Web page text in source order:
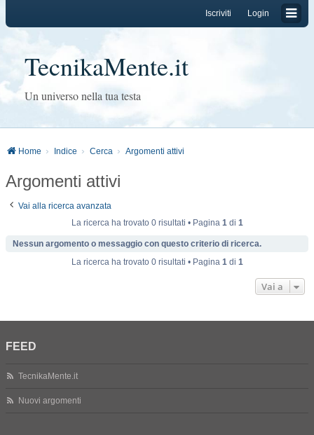
Login
Iscriviti
TecnikaMente.it
Un universo nella tua testa
Home Indice Cerca Argomenti attivi
Argomenti attivi
Vai alla ricerca avanzata
La ricerca ha trovato 0 risultati • Pagina 1di 1
Nessun argomento o messaggio con questo criterio di ricerca.
La ricerca ha trovato 0 risultati • Pagina 1di 1
Vai a
FEED
TecnikaMente.it
Nuovi argomenti